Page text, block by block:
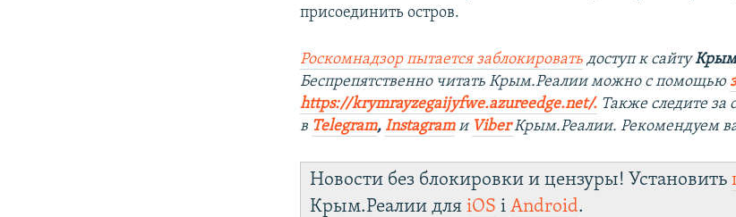
присоединить остров.
Роскомнадзор пытается заблокировать доступ к сайту
Беспрепятственно читать Крым.Реалии можно с помощью
https://krymrayzegaijyfwe.azureedge.net/. Также следите
в Telegram,Instagramи ViberКрым.Реалии. Рекомендуем
Новости без блокировки и цензуры! Установить
Крым.Реалии дляiOS іAndroid.